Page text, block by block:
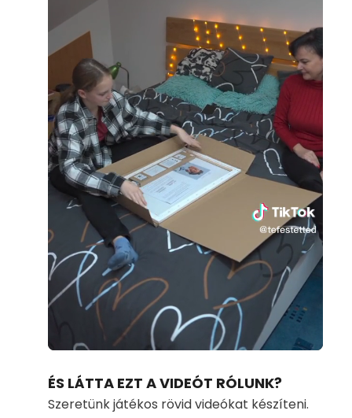
Unmute Loaded:
54.61%
ÉS LÁTTA EZT A VIDEÓT RÓLUNK?
Szeretünk játékos rövid videókat készíteni.